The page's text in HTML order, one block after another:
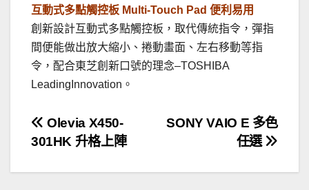
互動式多點觸控板 Multi-Touch Pad 便利易用
創新設計互動式多點觸控板，取代傳統指令，彈指
間便能做出放大縮小、捲動畫面、左右移動等指
令，配合東芝創新口號的理念–TOSHIBA
LeadingInnovation。
文
SONY VAIO E 多色
任選
Olevia X450-
301HK 升格上陣